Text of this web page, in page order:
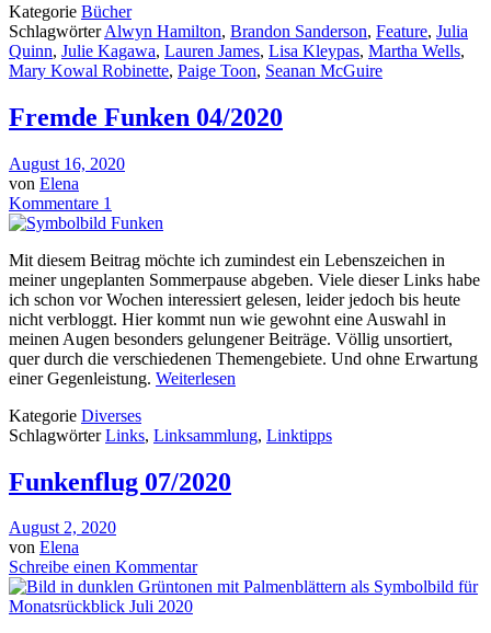
Kategorie Bücher
SchlagwörterAlwyn Hamilton, Brandon Sanderson, Feature, Julia
Quinn, Julie Kagawa, Lauren James, Lisa Kleypas, Martha Wells,
Mary Kowal Robinette, Paige Toon, Seanan McGuire
Fremde Funken 04/2020
August 16, 2020
von Elena
Kommentare 1
Mit diesem Beitrag möchte ich zumindest ein Lebenszeichen in
meiner ungeplanten Sommerpause abgeben. Viele dieser Links habe
ich schon vor Wochen interessiert gelesen, leider jedoch bis heute
nicht verbloggt. Hier kommt nun wie gewohnt eine Auswahl in
meinen Augen besonders gelungener Beiträge. Völlig unsortiert,
quer durch die verschiedenen Themengebiete. Und ohne Erwartung
einer Gegenleistung. Weiterlesen
Kategorie Diverses
SchlagwörterLinks, Linksammlung, Linktipps
Funkenflug 07/2020
August 2, 2020
von Elena
Schreibe einen Kommentar